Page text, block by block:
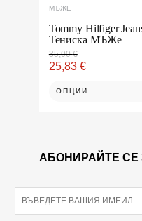
МЪЖЕ
Tommy Hilfiger
Тениска МЪЖe
35,00€
25,83 €
ОПЦИИ
the
product
page
АБОНИРАЙТЕ